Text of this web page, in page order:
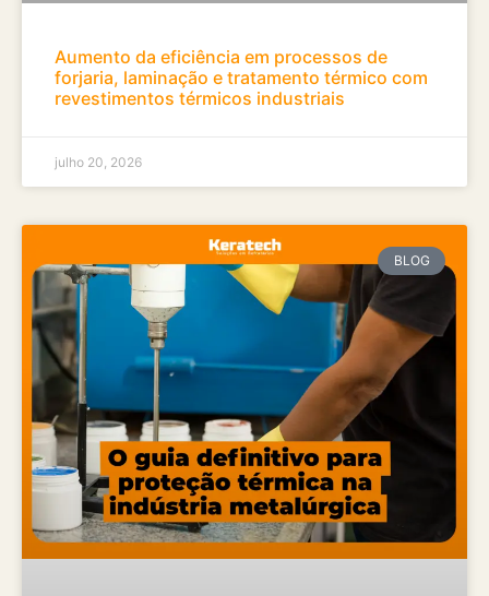
Aumento da eficiência em processos de
forjaria, laminação e tratamento térmico com
revestimentos térmicos industriais
julho 20, 2026
BLOG